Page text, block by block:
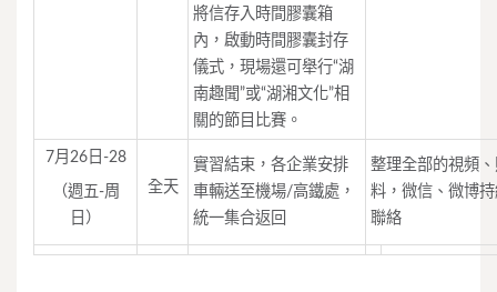
將信存入時間膠囊箱
內，啟動時間膠囊封存
儀式，現場還可舉行“湖
南趣聞”或“湖湘文化”相
關的節目比賽。
7月26日-28
（週五-周
日）
全天
實習結束，各企業安排
車輛送至機場/高鐵處，
統一集合返回
整理全部的視頻
料，微信、微博
聯絡